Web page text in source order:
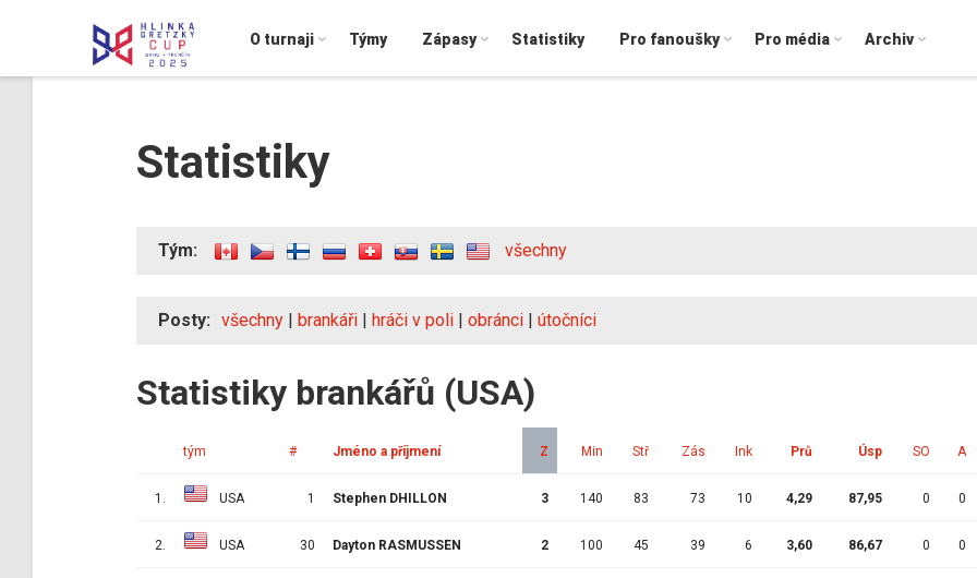
O turnaji Týmy Zápasy Statistiky Pro fanoušky Pro média Archiv
Statistiky
Tým: všechny
Posty: všechny | brankáři | hráči v poli | obránci | útočníci
Statistiky brankářů (USA)
tým # Jméno a příjmení Z Min Stř Zás Ink Prů Úsp SO A
1. USA 1 Stephen DHILLON 3 140 83 73 10 4,29 87,95 0 0
2. USA 30 Dayton RASMUSSEN 2 100 45 39 6 3,60 86,67 0 0